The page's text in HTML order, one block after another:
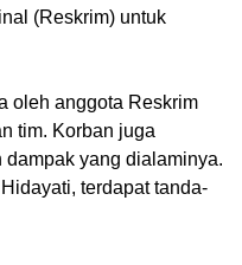
(Reskrim) untuk
oleh anggota Reskrim
tim. Korban juga
yang dialaminya.
terdapat tanda-